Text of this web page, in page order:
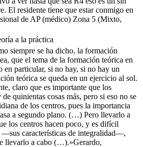
El residente tiene que estar conmigo en
de AP (médico) Zona 5 (Mixto,
a la práctica
siempre se ha dicho, la formación
que el tema de la formación teórica en
en particular, si no hay, si no hay un
teórica se queda en un ejercicio al sol.
claro que es importante que los
de quinientas cosas más, pero si eso no se
de los centros, pues la importancia
a segundo plano. (…) Pero llevarlo a
los centros hacen poco, y es difícil
características de integralidad—,
llevarlo a cabo (…).»Gerardo,